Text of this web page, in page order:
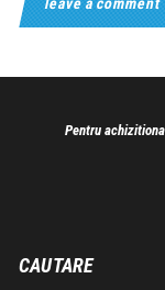
Pentru
CAUTARE